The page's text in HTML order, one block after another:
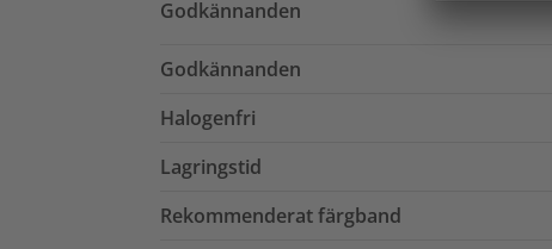
Godkännanden
Godkännanden
Halogenfri
Lagringstid
Rekommenderat färgband